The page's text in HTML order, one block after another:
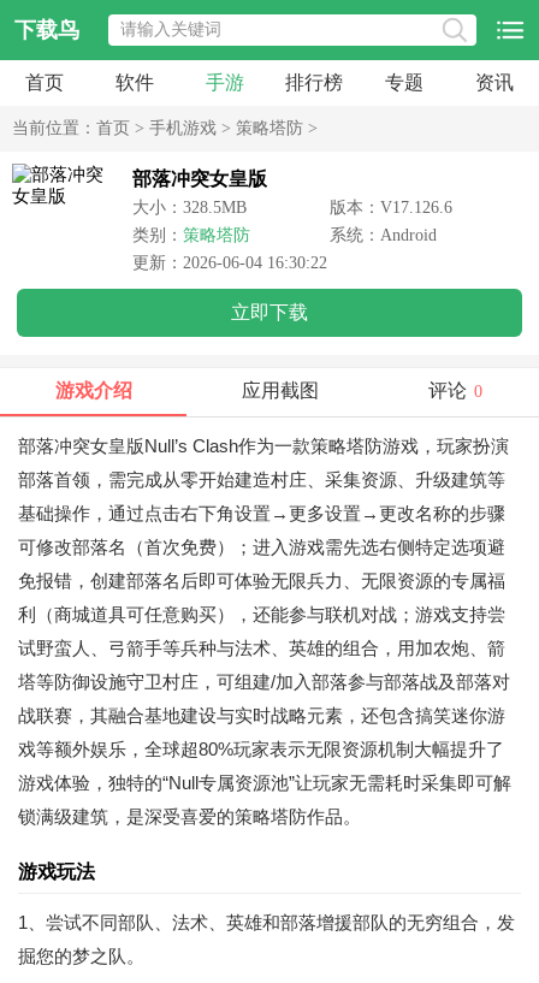
下载鸟
首页 软件 手游 排行榜 专题 资讯
当前位置： 首页 > 手机游戏 > 策略塔防 >
部落冲突女皇版
大小：328.5MB
版本：V17.126.6
类别： 策略塔防
系统：Android
更新：2026-06-04 16:30:22
立即下载
游戏介绍 应用截图 评论 0
部落冲突女皇版Null’s Clash作为一款策略塔防游戏，玩家扮演
部落首领，需完成从零开始建造村庄、采集资源、升级建筑等
基础操作，通过点击右下角设置→更多设置→更改名称的步骤
可修改部落名（首次免费）；进入游戏需先选右侧特定选项避
免报错，创建部落名后即可体验无限兵力、无限资源的专属福
利（商城道具可任意购买），还能参与联机对战；游戏支持尝
试野蛮人、弓箭手等兵种与法术、英雄的组合，用加农炮、箭
塔等防御设施守卫村庄，可组建/加入部落参与部落战及部落对
战联赛，其融合基地建设与实时战略元素，还包含搞笑迷你游
戏等额外娱乐，全球超80%玩家表示无限资源机制大幅提升了
游戏体验，独特的“Null专属资源池”让玩家无需耗时采集即可解
锁满级建筑，是深受喜爱的策略塔防作品。
游戏玩法
1、尝试不同部队、法术、英雄和部落增援部队的无穷组合，发
掘您的梦之队。